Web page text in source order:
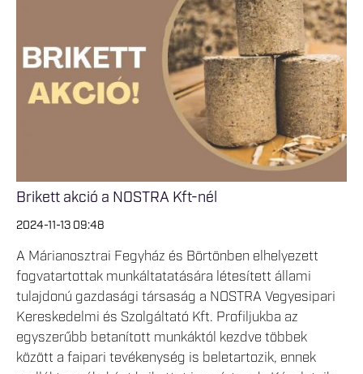
Brikett akció a NOSTRA Kft-nél
2024-11-13 09:48
A Márianosztrai Fegyház és Börtönben elhelyezett
fogvatartottak munkáltatatására létesített állami
tulajdonú gazdasági társaság a NOSTRA Vegyesipari
Kereskedelmi és Szolgáltató Kft. Profiljukba az
egyszerűbb betanított munkáktól kezdve többek
között a faipari tevékenység is beletartozik, ennek